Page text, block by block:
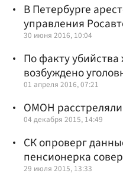
В Петербурге
управления
30 июня 2016, 10:04
По факту
возбуждено
01 апреля 2016, 07:21
ОМОН
04 декабря 2015, 14:49
СК опроверг
пенсионерка
29 июля 2015, 13:33